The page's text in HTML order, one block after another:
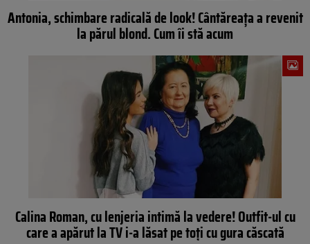
Antonia, schimbare radicală de look! Cântăreața a revenit
la părul blond. Cum îi stă acum
Calina Roman, cu lenjeria intimă la vedere! Outfit-ul cu
care a apărut la TV i-a lăsat pe toţi cu gura căscată